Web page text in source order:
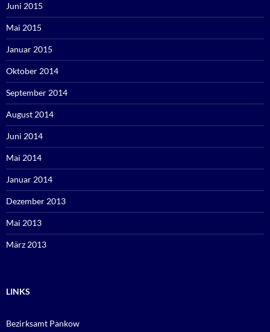
Juni 2015
Mai 2015
Januar 2015
Oktober 2014
September 2014
August 2014
Juni 2014
Mai 2014
Januar 2014
Dezember 2013
Mai 2013
März 2013
LINKS
Bezirksamt Pankow